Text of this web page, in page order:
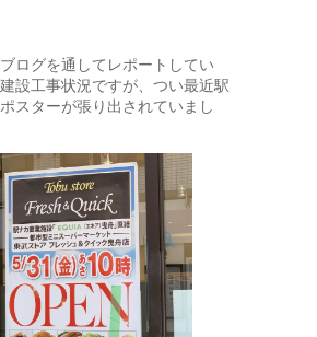
ログを通してレポートしてい
設工事状況ですが、つい最近駅
スターが張り出されていまし